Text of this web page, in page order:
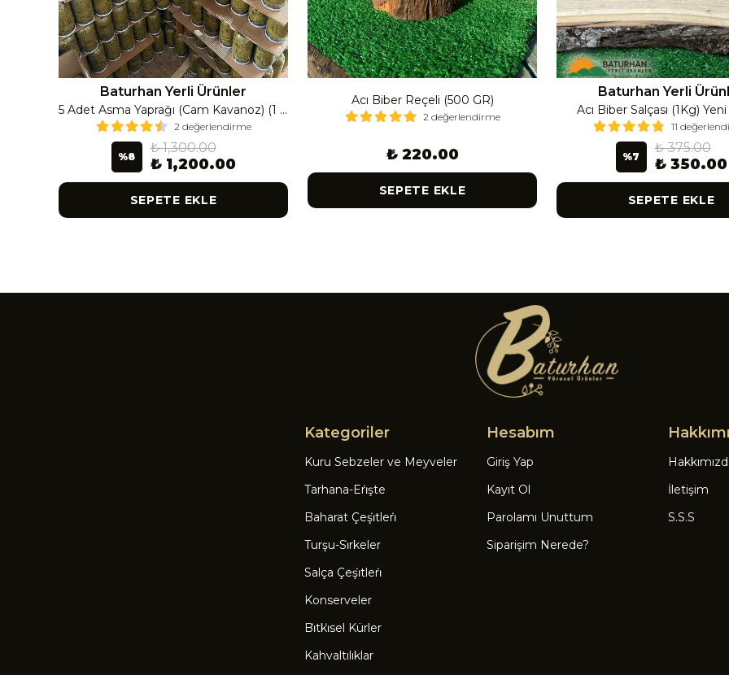
Baturhan Yerli Ürünler
5 Adet Asma Yaprağı (Cam Kavanoz) (1 Lt Cam Kavanoz 350-400 Gr) 350 G
2 değerlendirme
%8
₺ 1,300.00
₺ 1,200.00
SEPETE EKLE
Acı Biber Reçeli (500 GR)
2 değerlendirme
₺ 220.00
SEPETE EKLE
Baturhan Yerli
Acı Biber Salçası (1Kg)
11
%7
₺ 375.00
₺ 350.00
SEPETE EKLE
Kategoriler
Kuru Sebzeler ve Meyveler
Tarhana-Eri̇şte
Baharat Çeşi̇tleri̇
Turşu-Si̇rkeler
Salça Çeşi̇tleri̇
Konserveler
Bi̇tki̇sel Kürler
Kahvaltılıklar
Hesabım
Giriş Yap
Kayıt Ol
Parolamı Unuttum
Siparişim Nerede?
İletişim
S.S.S